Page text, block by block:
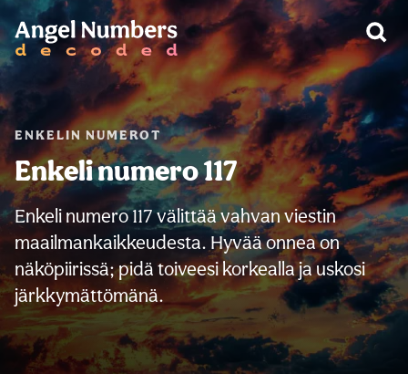
ENKELIN NUMEROT
Enkeli numero 117
Enkeli numero 117 välittää vahvan viestin
maailmankaikkeudesta. Hyvää onnea on
näköpiirissä; pidä toiveesi korkealla ja uskosi
järkkymättömänä.
VAROITUS: